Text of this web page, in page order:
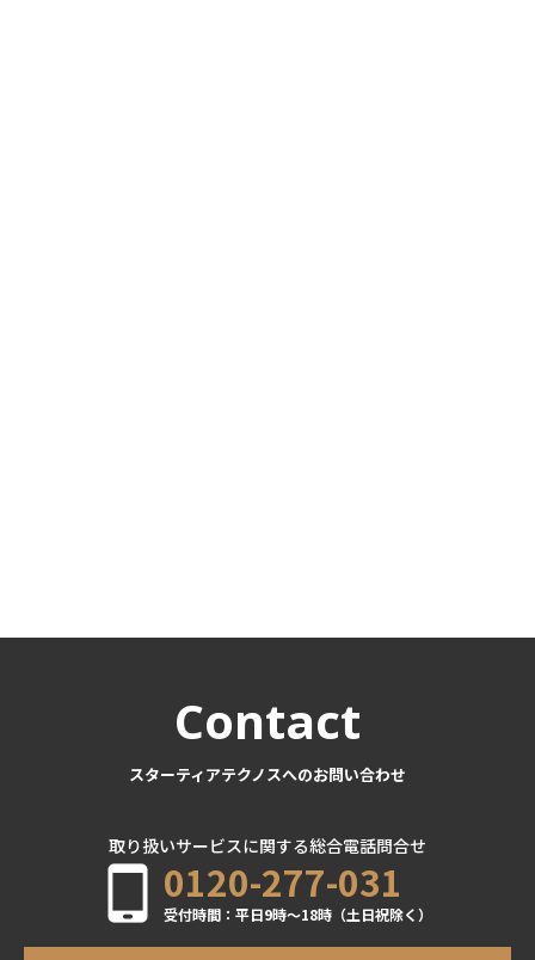
Contact
スターティアテクノスへのお問い合わせ
取り扱いサービスに関する総合電話問合せ
0120-277-031
受付時間：平日9時～18時（土日祝除く）